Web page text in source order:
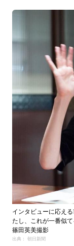
インタビューに応え
たし、これが一番似
篠田英美撮影
出典： 朝日新聞